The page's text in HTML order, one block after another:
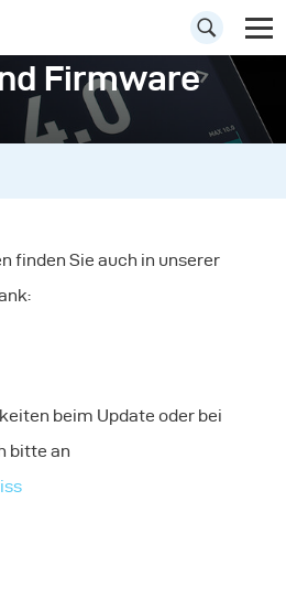
Firmware
finden Sie auch in unserer
beim Update oder bei
bitte an